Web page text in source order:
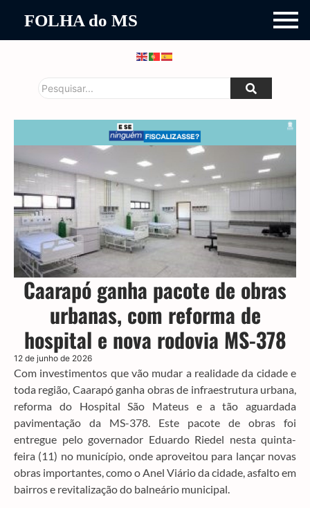
FOLHA do MS
Caarapó ganha pacote de obras
urbanas, com reforma de
hospital e nova rodovia MS-378
12 de junho de 2026
Com investimentos que vão mudar a realidade da cidade e
toda região, Caarapó ganha obras de infraestrutura urbana,
reforma do Hospital São Mateus e a tão aguardada
pavimentação da MS-378. Este pacote de obras foi
entregue pelo governador Eduardo Riedel nesta quinta-
feira (11) no município, onde aproveitou para lançar novas
obras importantes, como o Anel Viário da cidade, asfalto em
bairros e revitalização do balneário municipal.